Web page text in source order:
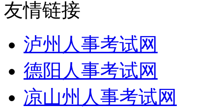
友情链接
泸州人事考试网
德阳人事考试网
凉山州人事考试网